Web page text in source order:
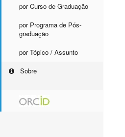
por Curso de Graduação
por Programa de Pós-
graduação
por Tópico / Assunto
Sobre